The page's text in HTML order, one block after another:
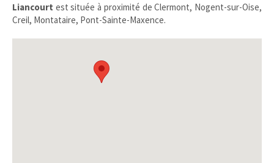
Liancourt est située à proximité de Clermont, Nogent-sur-Oise,
Creil, Montataire, Pont-Sainte-Maxence.